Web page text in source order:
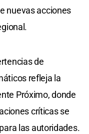
nuevas acciones
de
refleja la
Próximo, donde
críticas se
las autoridades.